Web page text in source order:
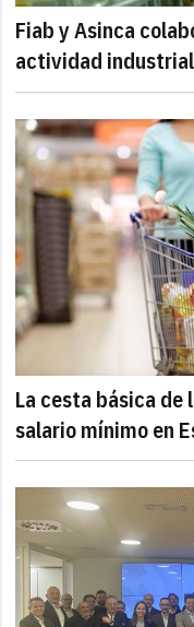
Fiab y Asinca
actividad industrial
La cesta básica de
salario mínimo en